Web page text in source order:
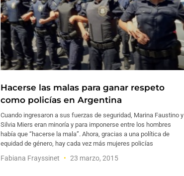
Hacerse las malas para ganar respeto
como policías en Argentina
Cuando ingresaron a sus fuerzas de seguridad, Marina Faustino y
Silvia Miers eran minoría y para imponerse entre los hombres
había que “hacerse la mala”. Ahora, gracias a una política de
equidad de género, hay cada vez más mujeres policías
Fabiana Frayssinet 23 marzo, 2015